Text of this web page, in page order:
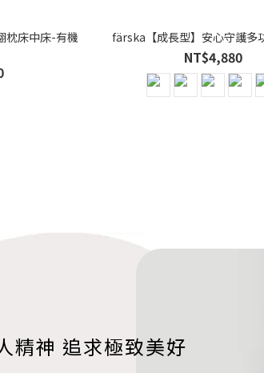
枕床中床-有機
färska【成長型】安心守護多
NT$4,880
精神 追求極致美好